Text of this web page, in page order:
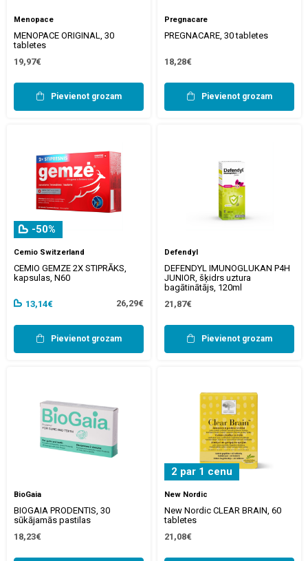
Menopace
MENOPACE ORIGINAL, 30
tabletes
19,97€
Pievienot grozam
Pregnacare
PREGNACARE, 30 tabletes
18,28€
Pievienot grozam
-50%
Cemio Switzerland
CEMIO GEMZE 2X STIPRĀKS,
kapsulas, N60
13,14€ 26,29€
Pievienot grozam
Defendyl
DEFENDYL IMUNOGLUKAN P4H
JUNIOR, šķidrs uztura
bagātinātājs, 120ml
21,87€
Pievienot grozam
BioGaia
BIOGAIA PRODENTIS, 30
sūkājamās pastilas
18,23€
2 par 1 cenu
New Nordic
New Nordic CLEAR BRAIN, 60
tabletes
21,08€